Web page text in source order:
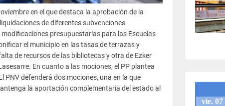
en el que destaca la aprobación de la
de diferentes subvenciones
presupuestarias para las Escuelas
el municipio en las tasas de terrazas y
de recursos de las bibliotecas y otra de Ezker
En cuanto a las mociones, el PP plantea
PNV defenderá dos mociones, una en la que
la aportación complementaria del estado al